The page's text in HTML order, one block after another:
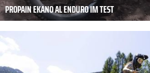
PROPAIN EKANO AL ENDURO IM TEST